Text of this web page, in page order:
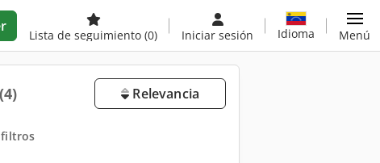
Lista de seguimiento (0) Iniciar sesión Idioma Menú
(4) Relevancia
filtros